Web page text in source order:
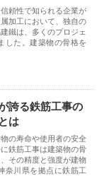
頼性で知られる企業が
加工において、独自の
鐵は、多くのプロジェ
した。建築物の骨格を
誇る鉄筋工事の
は
の寿命や使用者の安全
鉄筋工事は建築物の骨
その精度と強度が建物
奈川県を拠点に鉄筋工